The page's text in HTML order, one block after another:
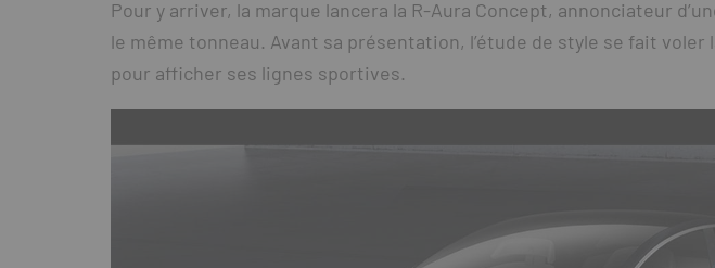
Pour y arriver, la marque lancera la R-Aura Concept, annonciateur
le même tonneau. Avant sa présentation, l’étude de style se fait voler
pour afficher ses lignes sportives.